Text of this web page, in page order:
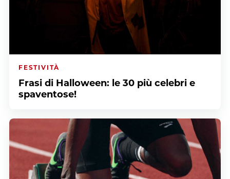
FESTIVITÀ
Frasi di Halloween: le 30 più celebri e
spaventose!